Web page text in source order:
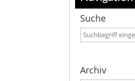
Suche
Archiv